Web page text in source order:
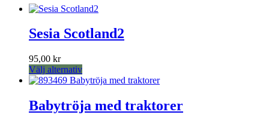
Sesia Scotland2
95,00 kr
Välj alternativDen
här
har
flera
Babytröja med traktorer